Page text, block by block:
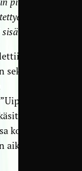
Pääsin
hänen
kovan